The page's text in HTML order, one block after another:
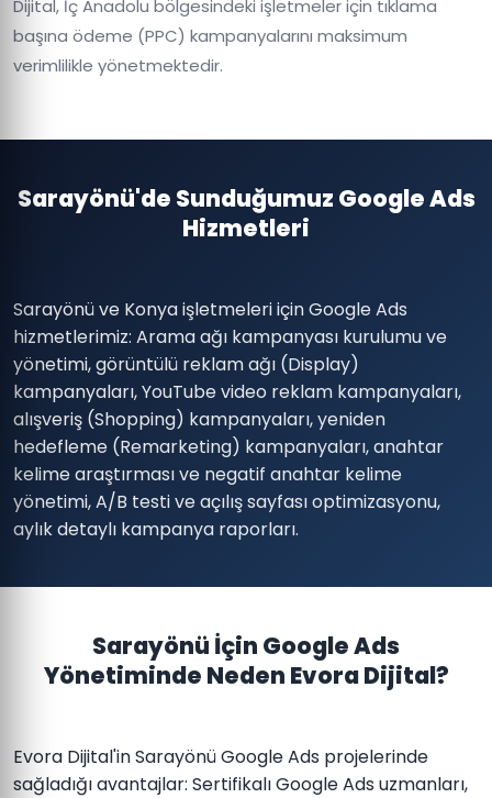
Dijital, İç Anadolu bölgesindeki işletmeler için tıklama
başına ödeme (PPC) kampanyalarını maksimum
verimlilikle yönetmektedir.
Sarayönü'de Sunduğumuz Google Ads
Hizmetleri
Sarayönü ve Konya işletmeleri için Google Ads
hizmetlerimiz: Arama ağı kampanyası kurulumu ve
yönetimi, görüntülü reklam ağı (Display)
kampanyaları, YouTube video reklam kampanyaları,
alışveriş (Shopping) kampanyaları, yeniden
hedefleme (Remarketing) kampanyaları, anahtar
kelime araştırması ve negatif anahtar kelime
yönetimi, A/B testi ve açılış sayfası optimizasyonu,
aylık detaylı kampanya raporları.
Sarayönü İçin Google Ads
Yönetiminde Neden Evora Dijital?
Evora Dijital'in Sarayönü Google Ads projelerinde
sağladığı avantajlar: Sertifikalı Google Ads uzmanları,